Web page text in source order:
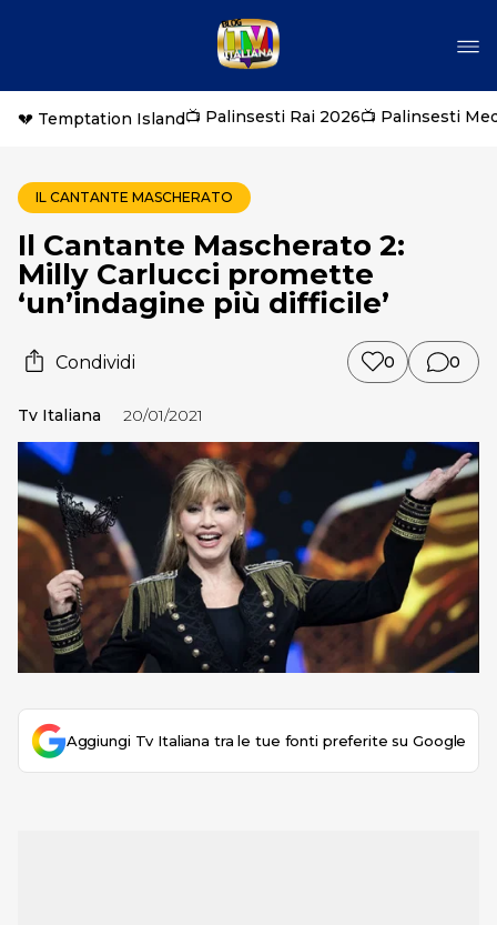
💔 Temptation Island📺 Palinsesti Rai 2026📺 Palinsesti
IL CANTANTE MASCHERATO
Il Cantante Mascherato 2:
Milly Carlucci promette
‘un’indagine più difficile’
Condividi 0 0
Tv Italiana 20/01/2021
Aggiungi Tv Italiana tra le tue fonti preferite su Google